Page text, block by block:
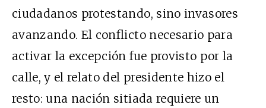
ciudadanos protestando, sino invasores
avanzando. El conflicto necesario para
activar la excepción fue provisto por la
calle, y el relato del presidente hizo el
resto: una nación sitiada requiere un